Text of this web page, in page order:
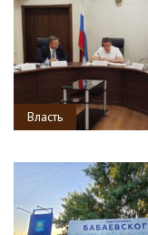
Власть